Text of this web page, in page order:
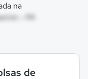
na
- PA
de